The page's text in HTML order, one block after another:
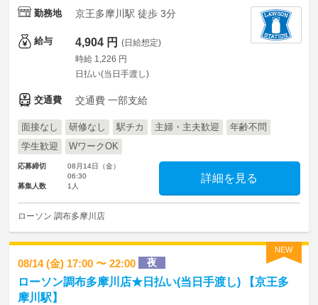
勤務地 京王多摩川駅 徒歩 3分
給与 4,904 円 (日給想定)
時給 1,226 円
日払い(当日手渡し)
交通費 交通費 一部支給
面接なし 研修なし 駅チカ 主婦・主夫歓迎
年齢不問
学生歓迎
WワークOK
応募締切
08月14日（金）
06:30
募集人数
1人
詳細を見る
ローソン 調布多摩川店
NEW
08/14 (金) 17:00 〜 22:00 夜
ローソン調布多摩川店★日払い(当日手渡し) 【京王多
摩川駅】